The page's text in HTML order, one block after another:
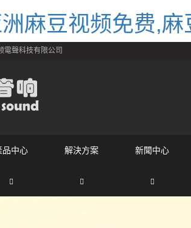
麻豆视频免费,
電聲科技有限公司
品中心 解決方案 新聞中心